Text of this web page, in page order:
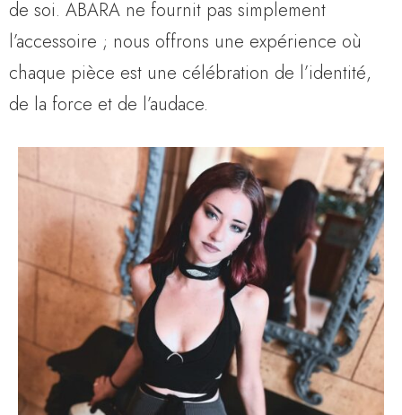
de soi. ABARA ne fournit pas simplement
l’accessoire ; nous offrons une expérience où
chaque pièce est une célébration de l’identité,
de la force et de l’audace.